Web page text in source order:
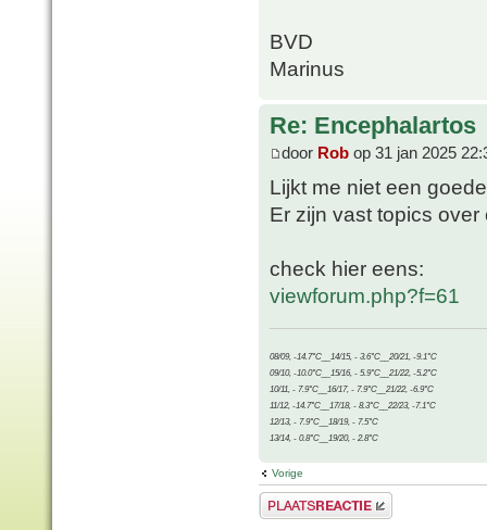
BVD
Marinus
Re: Encephalartos
door Rob op 31 jan 2025
Lijkt me niet een
Er zijn vast topics
check hier eens:
viewforum.php?f=61
08/09, -14.7°C__14/15, - 3.6°C__20/21, -9.1°C
09/10, -10.0°C__15/16, - 5.9°C__21/22, -5.2°C
10/11, - 7.9°C__16/17, - 7.9°C__21/22, -6.9°C
11/12, -14.7°C__17/18, - 8.3°C__22/23, -7.1°C
12/13, - 7.9°C__18/19, - 7.5°C
13/14, - 0.8°C__19/20, - 2.8°C
Vorige
Plaats een reactie